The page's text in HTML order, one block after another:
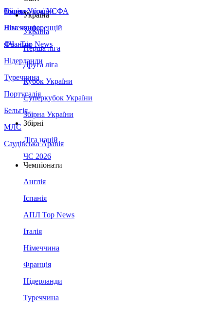
Збірна України
Італія
Німеччина
Франція
Нідерланди
Туреччина
Португалія
Бельгія
МЛС
Саудівська Аравія
Суперкубок УЄФА
Ліга конференцій
ЛЧ - Top News
Україна
Україна
Перша ліга
Друга ліга
Кубок України
Суперкубок України
Збірна України
Збірні
Ліга націй
ЧС 2026
Чемпіонати
Англія
Іспанія
АПЛ Top News
Італія
Німеччина
Франція
Нідерланди
Туреччина